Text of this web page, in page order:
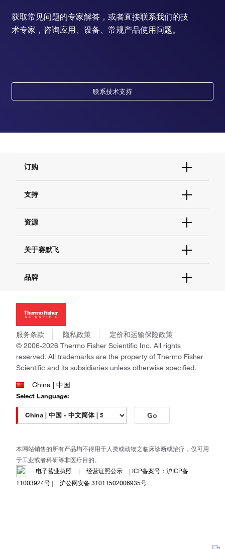
获取常见问题的专家解答，或者直接联系我们的技
术专家，咨询应用、设备、常规产品使用问题。
联系技术支持
订购
订单支持
现货供应中心
支持
联系我们 - 400 820 8982
查找文件&证书
资源
促销
社交媒体
关于赛默飞
招聘
新闻
社会责任
商标
政策和通知
品牌
Applied Biosystems
Invitrogen
Gibco
Ion Torrent
Unity Lab Services
Patheon
PPD
服务条款 隐私政策
定价和运输保险政策
© 2006-2026 Thermo Fisher Scientific Inc. All rights
reserved. All trademarks are the property of Thermo Fisher
Scientific and its subsidiaries unless otherwise specified.
China | 中国
Select Language:
Go
本网站销售的所有产品均不得用于人类或动物之临床诊断或治疗，仅可用
于工业或者科研等非医疗目的。
电子营业执照
| 经营证照公示 | ICP备案号：沪ICP备
11003924号 | 沪公网安备 31011502006935号